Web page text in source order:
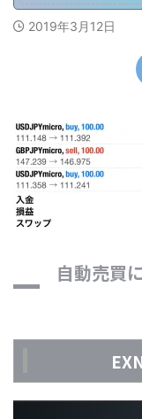
2019年3月12日
自動売買